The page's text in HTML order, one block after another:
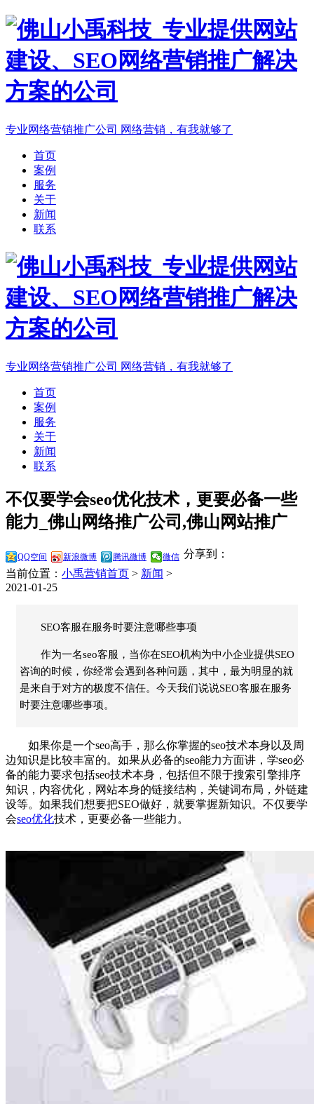
专业网络营销推广公司 网络营销，有我就够了
首页
案例
服务
关于
新闻
联系
专业网络营销推广公司 网络营销，有我就够了
首页
案例
服务
关于
新闻
联系
不仅要学会seo优化技术，更要必备一些
能力_佛山网络推广公司,佛山网站推广
分享到：
QQ空间 新浪微博 腾讯微博 微信
当前位置： 小禹营销首页 > 新闻 >
2021-01-25
SEO客服在服务时要注意哪些事项
作为一名seo客服，当你在SEO机构为中小企业提供SEO
咨询的时候，你经常会遇到各种问题，其中，最为明显的就
是来自于对方的极度不信任。今天我们说说SEO客服在服务
时要注意哪些事项。
如果你是一个seo高手，那么你掌握的seo技术本身以及周
边知识是比较丰富的。如果从必备的seo能力方面讲，学seo必
备的能力要求包括seo技术本身，包括但不限于搜索引擎排序
知识，内容优化，网站本身的链接结构，关键词布局，外链建
设等。如果我们想要把SEO做好，就要掌握新知识。不仅要学
会seo优化技术，更要必备一些能力。